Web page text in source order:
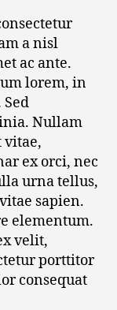
a nisl
ac ante.
lorem, in
Nullam
vitae,
ex orci, nec
urna tellus,
sapien.
elementum.
velit,
porttitor
consequat